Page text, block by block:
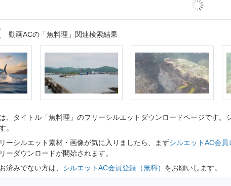
動画ACの「魚料理」関連検索結果
、タイトル「魚料理」のフリーシルエットダウンロードページです
。
ーシルエット素材・画像が気に入りましたら、まずシルエットAC会員
ーダウンロードが開始されます。
済みでない方は、 シルエットAC会員登録（無料） をお願いします。